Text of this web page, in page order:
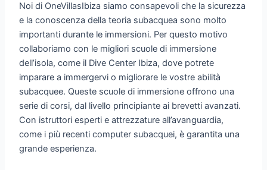
Noi di OneVillasIbiza siamo consapevoli che la sicurezza
e la conoscenza della teoria subacquea sono molto
importanti durante le immersioni. Per questo motivo
collaboriamo con le migliori scuole di immersione
dell’isola, come il Dive Center Ibiza, dove potrete
imparare a immergervi o migliorare le vostre abilità
subacquee. Queste scuole di immersione offrono una
serie di corsi, dal livello principiante ai brevetti avanzati.
Con istruttori esperti e attrezzature all’avanguardia,
come i più recenti computer subacquei, è garantita una
grande esperienza.